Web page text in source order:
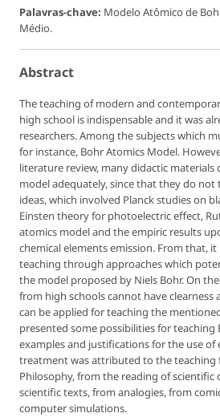
Palavras-chave: Modelo Atômico de
Médio.
Abstract
The teaching of modern and
high school is indispensable and it was
researchers. Among the subjects which
for instance, Bohr Atomics Model.
literature review, many didactic
model adequately, since that they do
ideas, which involved Planck studies on
Einsten theory for photoelectric effect,
atomics model and the empiric results
chemical elements emission. From that,
teaching through approaches which
the model proposed by Niels Bohr. On
from high schools cannot have clearness
can be applied for teaching the
presented some possibilities for
examples and justifications for the use of
treatment was attributed to the teaching
Philosophy, from the reading of
scientific texts, from analogies, from
computer simulations.